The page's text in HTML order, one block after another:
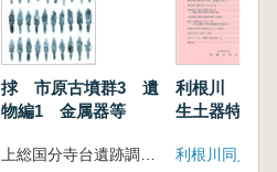
捄 市原古墳群3 遺
物編1 金属器等
上総国分寺台遺跡調査団 編
利根川 第
生土器特集
利根川同人